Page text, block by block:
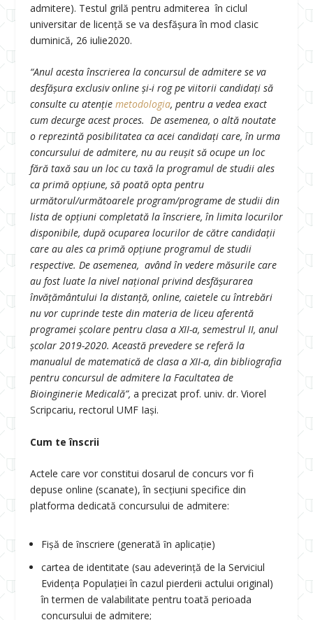
admitere). Testul grilă pentru admiterea în ciclul
universitar de licență se va desfăşura în mod clasic
duminică, 26 iulie2020.
“Anul acesta înscrierea la concursul de admitere se va
desfășura exclusiv online și-i rog pe viitorii candidați să
consulte cu atenție metodologia, pentru a vedea exact
cum decurge acest proces. De asemenea, o altă noutate
o reprezintă posibilitatea ca acei candidați care, în urma
concursului de admitere, nu au reușit să ocupe un loc
fără taxă sau un loc cu taxă la programul de studii ales
ca primă opțiune, să poată opta pentru
următorul/următoarele program/programe de studii din
lista de opțiuni completată la înscriere, în limita locurilor
disponibile, după ocuparea locurilor de către candidații
care au ales ca primă opţiune programul de studii
respective. De asemenea, având în vedere măsurile care
au fost luate la nivel național privind desfășurarea
învățământului la distanță, online, caietele cu întrebări
nu vor cuprinde teste din materia de liceu aferentă
programei școlare pentru clasa a XII-a, semestrul II, anul
școlar 2019-2020. Această prevedere se referă la
manualul de matematică de clasa a XII-a, din bibliografia
pentru concursul de admitere la Facultatea de
Bioinginerie Medicală”, a precizat prof. univ. dr. Viorel
Scripcariu, rectorul UMF Iași.
Cum te înscrii
Actele care vor constitui dosarul de concurs vor fi
depuse online (scanate), în secțiuni specifice din
platforma dedicată concursului de admitere:
Fişă de ȋnscriere (generată ȋn aplicaţie)
cartea de identitate (sau adeverință de la Serviciul
Evidența Populației în cazul pierderii actului original)
în termen de valabilitate pentru toată perioada
concursului de admitere;